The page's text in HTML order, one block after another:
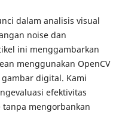
dalam analisis visual
noise dan
ini menggambarkan
menggunakan OpenCV
digital. Kami
efektivitas
mengorbankan